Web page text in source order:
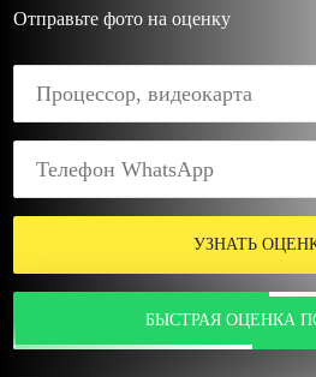
Отправьте фото на оценку
УЗНАТЬ
БЫСТРАЯ ОЦЕНКА